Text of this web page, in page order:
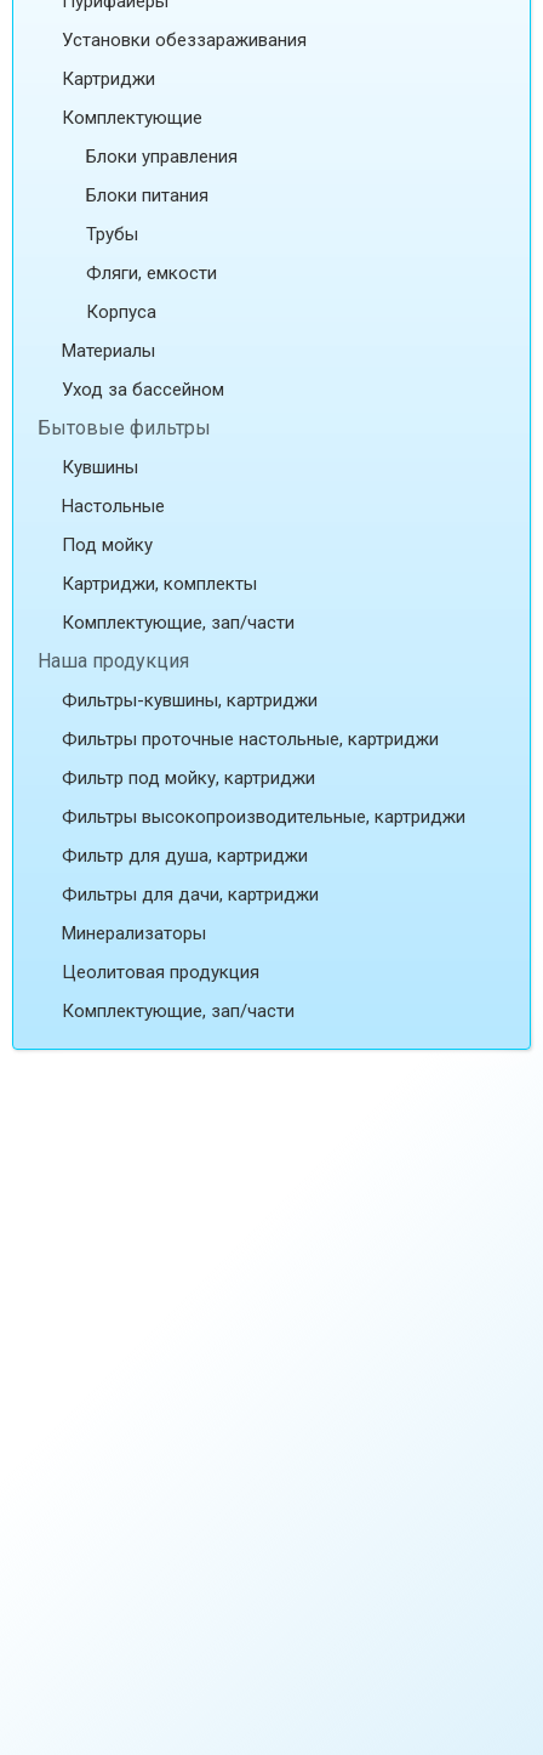
Установки обеззараживания
Картриджи
Комплектующие
Блоки управления
Блоки питания
Трубы
Фляги, емкости
Корпуса
Материалы
Уход за бассейном
Бытовые фильтры
Кувшины
Настольные
Под мойку
Картриджи, комплекты
Комплектующие, зап/части
Наша продукция
Фильтры-кувшины, картриджи
Фильтры проточные настольные, картриджи
Фильтр под мойку, картриджи
Фильтры высокопроизводительные, картриджи
Фильтр для душа, картриджи
Фильтры для дачи, картриджи
Минерализаторы
Цеолитовая продукция
Комплектующие, зап/части